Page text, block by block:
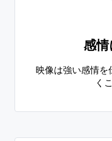
感
映像は強い感情を
く